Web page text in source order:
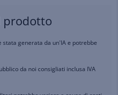
prodotto
stata generata da un'IA e potrebbe
da noi consigliati inclusa IVA